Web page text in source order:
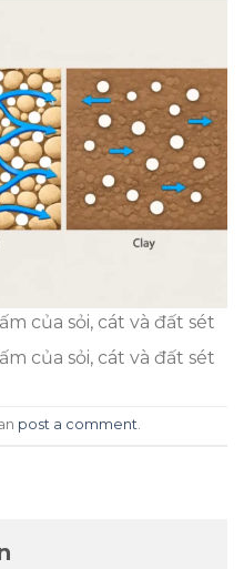
của sỏi, cát và đất sét
của sỏi, cát và đất sét
post a comment.